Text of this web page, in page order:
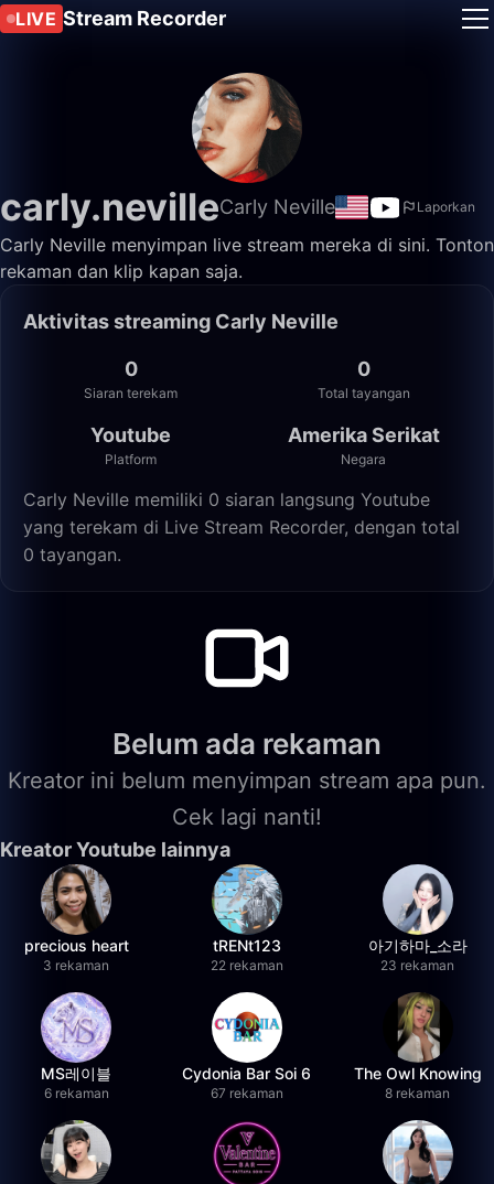
LIVE Stream Recorder
carly.nevilleCarly Neville Laporkan
Carly Neville menyimpan live stream mereka di sini. Tonton
rekaman dan klip kapan saja.
Aktivitas streaming Carly Neville
0
Siaran terekam
0
Total tayangan
Youtube
Platform
Amerika Serikat
Negara
Carly Neville memiliki 0 siaran langsung Youtube
yang terekam di Live Stream Recorder, dengan total
0 tayangan.
Belum ada rekaman
Kreator ini belum menyimpan stream apa pun.
Cek lagi nanti!
Kreator Youtube lainnya
precious heart
3 rekaman
tRENt123
22 rekaman
아기하마_소라
23 rekaman
MS레이블
6 rekaman
Cydonia Bar Soi 6
67 rekaman
The Owl Knowing
8 rekaman